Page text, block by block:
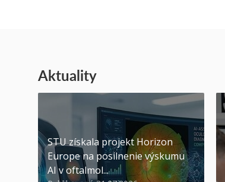
Aktuality
STU získala projekt Horizon
Europe na posilnenie výskumu
AI v oftalmol...